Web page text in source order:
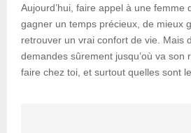
Aujourd’hui, faire appel à une femme
gagner un temps précieux, de mieux
retrouver un vrai confort de vie. Mais
demandes sûrement jusqu’où va son
faire chez toi, et surtout quelles sont